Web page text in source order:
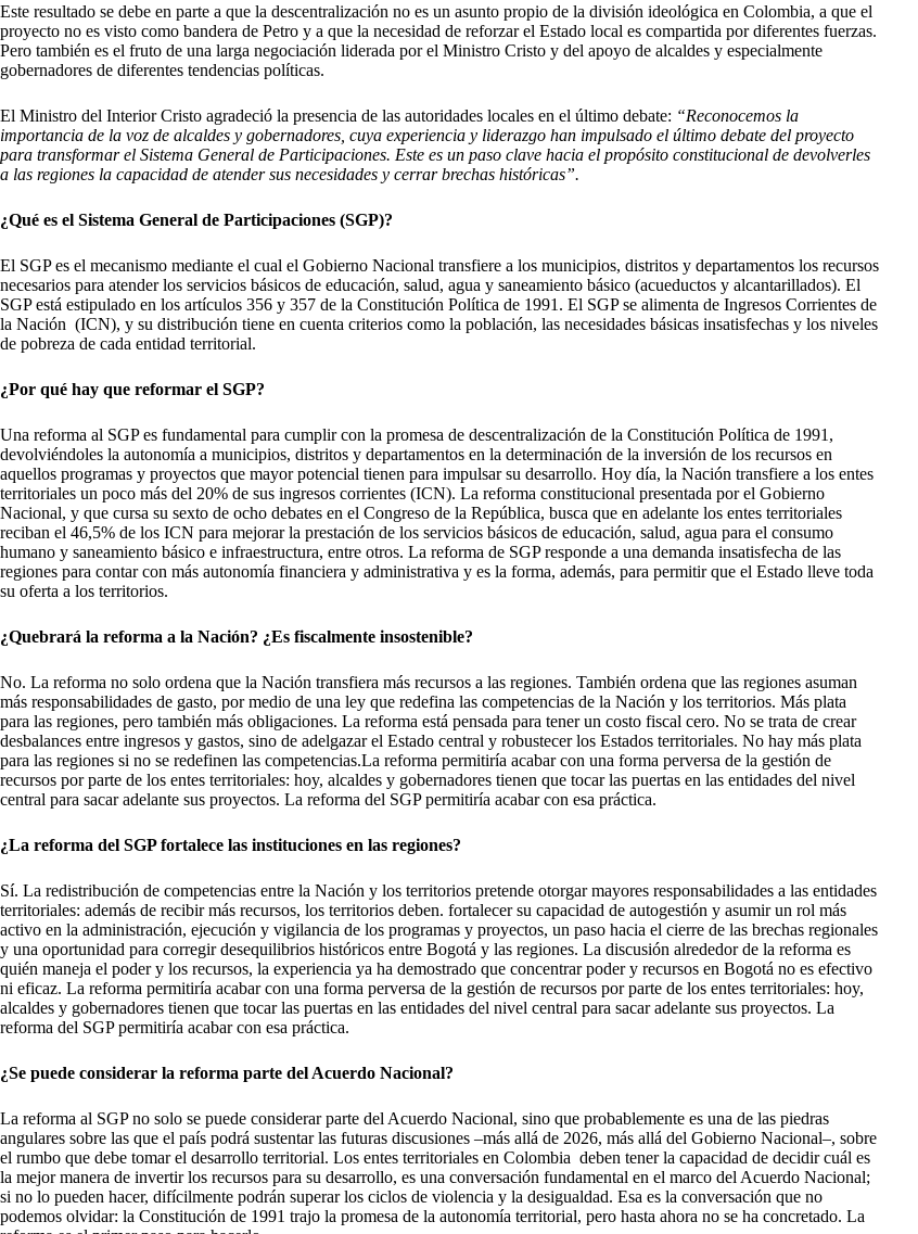
Este resultado se debe en parte a que la descentralización no es un asunto propio de la división ideológica en Colombia, a que el
proyecto no es visto como bandera de Petro y a que la necesidad de reforzar el Estado local es compartida por diferentes fuerzas.
Pero también es el fruto de una larga negociación liderada por el Ministro Cristo y del apoyo de alcaldes y especialmente
gobernadores de diferentes tendencias políticas.
El Ministro del Interior Cristo agradeció la presencia de las autoridades locales en el último debate: “Reconocemos la
importancia de la voz de alcaldes y gobernadores, cuya experiencia y liderazgo han impulsado el último debate del proyecto
para transformar el Sistema General de Participaciones. Este es un paso clave hacia el propósito constitucional de devolverles
a las regiones la capacidad de atender sus necesidades y cerrar brechas históricas”.
¿Qué es el Sistema General de Participaciones (SGP)?
El SGP es el mecanismo mediante el cual el Gobierno Nacional transfiere a los municipios, distritos y departamentos los recursos
necesarios para atender los servicios básicos de educación, salud, agua y saneamiento básico (acueductos y alcantarillados). El
SGP está estipulado en los artículos 356 y 357 de la Constitución Política de 1991. El SGP se alimenta de Ingresos Corrientes de
la Nación (ICN), y su distribución tiene en cuenta criterios como la población, las necesidades básicas insatisfechas y los niveles
de pobreza de cada entidad territorial.
¿Por qué hay que reformar el SGP?
Una reforma al SGP es fundamental para cumplir con la promesa de descentralización de la Constitución Política de 1991,
devolviéndoles la autonomía a municipios, distritos y departamentos en la determinación de la inversión de los recursos en
aquellos programas y proyectos que mayor potencial tienen para impulsar su desarrollo. Hoy día, la Nación transfiere a los entes
territoriales un poco más del 20% de sus ingresos corrientes (ICN). La reforma constitucional presentada por el Gobierno
Nacional, y que cursa su sexto de ocho debates en el Congreso de la República, busca que en adelante los entes territoriales
reciban el 46,5% de los ICN para mejorar la prestación de los servicios básicos de educación, salud, agua para el consumo
humano y saneamiento básico e infraestructura, entre otros. La reforma de SGP responde a una demanda insatisfecha de las
regiones para contar con más autonomía financiera y administrativa y es la forma, además, para permitir que el Estado lleve toda
su oferta a los territorios.
¿Quebrará la reforma a la Nación? ¿Es fiscalmente insostenible?
No. La reforma no solo ordena que la Nación transfiera más recursos a las regiones. También ordena que las regiones asuman
más responsabilidades de gasto, por medio de una ley que redefina las competencias de la Nación y los territorios. Más plata
para las regiones, pero también más obligaciones. La reforma está pensada para tener un costo fiscal cero. No se trata de crear
desbalances entre ingresos y gastos, sino de adelgazar el Estado central y robustecer los Estados territoriales. No hay más plata
para las regiones si no se redefinen las competencias.La reforma permitiría acabar con una forma perversa de la gestión de
recursos por parte de los entes territoriales: hoy, alcaldes y gobernadores tienen que tocar las puertas en las entidades del nivel
central para sacar adelante sus proyectos. La reforma del SGP permitiría acabar con esa práctica.
¿La reforma del SGP fortalece las instituciones en las regiones?
Sí. La redistribución de competencias entre la Nación y los territorios pretende otorgar mayores responsabilidades a las entidades
territoriales: además de recibir más recursos, los territorios deben. fortalecer su capacidad de autogestión y asumir un rol más
activo en la administración, ejecución y vigilancia de los programas y proyectos, un paso hacia el cierre de las brechas regionales
y una oportunidad para corregir desequilibrios históricos entre Bogotá y las regiones. La discusión alrededor de la reforma es
quién maneja el poder y los recursos, la experiencia ya ha demostrado que concentrar poder y recursos en Bogotá no es efectivo
ni eficaz. La reforma permitiría acabar con una forma perversa de la gestión de recursos por parte de los entes territoriales: hoy,
alcaldes y gobernadores tienen que tocar las puertas en las entidades del nivel central para sacar adelante sus proyectos. La
reforma del SGP permitiría acabar con esa práctica.
¿Se puede considerar la reforma parte del Acuerdo Nacional?
La reforma al SGP no solo se puede considerar parte del Acuerdo Nacional, sino que probablemente es una de las piedras
angulares sobre las que el país podrá sustentar las futuras discusiones –más allá de 2026, más allá del Gobierno Nacional–, sobre
el rumbo que debe tomar el desarrollo territorial. Los entes territoriales en Colombia deben tener la capacidad de decidir cuál es
la mejor manera de invertir los recursos para su desarrollo, es una conversación fundamental en el marco del Acuerdo Nacional;
si no lo pueden hacer, difícilmente podrán superar los ciclos de violencia y la desigualdad. Esa es la conversación que no
podemos olvidar: la Constitución de 1991 trajo la promesa de la autonomía territorial, pero hasta ahora no se ha concretado. La